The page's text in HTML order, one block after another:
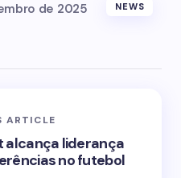
de 2025 NEWS
ARTICLE
alcança liderança
no futebol